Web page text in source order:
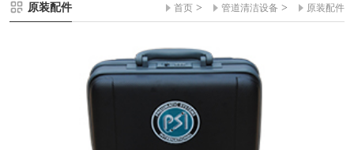
原装配件 首页 > 管道清洁设备 > 原装配件